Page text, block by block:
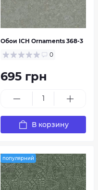
Обои ІСН Ornaments 368-3
0
695 грн
В корзину
популярний